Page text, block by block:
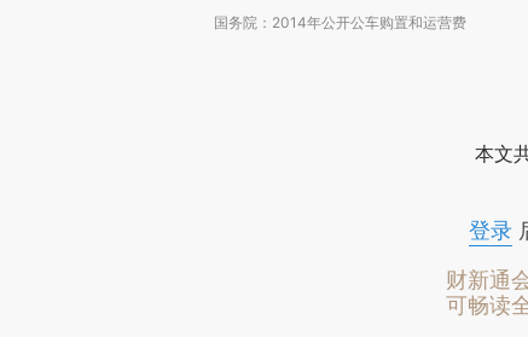
国务院：2014年公开公车购置和运营费
本文
登录
财新通
可畅读